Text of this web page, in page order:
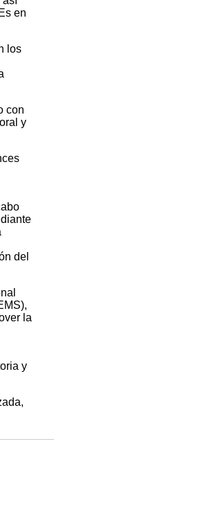
en
los
con
y
del
la
y